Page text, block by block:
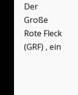
Der
Große
Rote Fleck
(GRF) , ein